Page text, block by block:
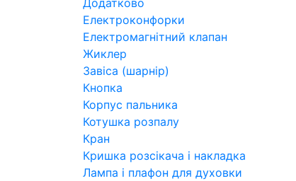
Додатково
Електроконфорки
Електромагнітний клапан
Жиклер
Завіса (шарнір)
Кнопка
Корпус пальника
Котушка розпалу
Кран
Кришка розсікача і накладка
Лампа і плафон для духовки